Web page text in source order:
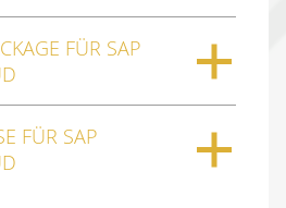
FÜR SAP
FÜR SAP